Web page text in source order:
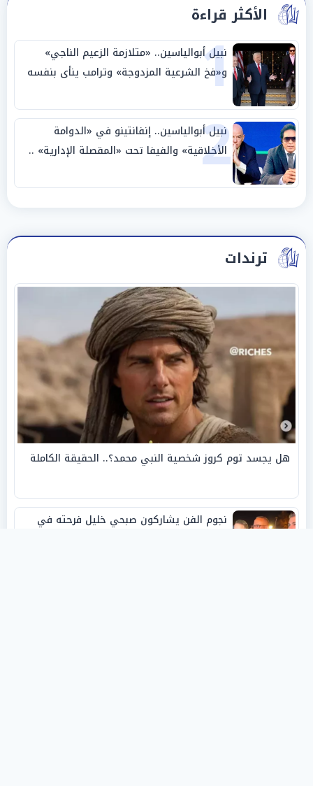
الأكثر قراءة
1
نبيل أبوالياسين.. «متلازمة الزعيم الناجي»
و«فخ الشرعية المزدوجة» وترامب ينأى بنفسه
وحليفه في «ميتم استراتيجي»
2
نبيل أبوالياسين.. إنفانتينو في «الدوامة
الأخلاقية» والفيفا تحت «المقصلة الإدارية» ..
«عبادة العرش وجنازة المصداقية»
ترندات
هل يجسد توم كروز شخصية النبي محمد؟.. الحقيقة الكاملة
نجوم الفن يشاركون صبحي خليل فرحته في